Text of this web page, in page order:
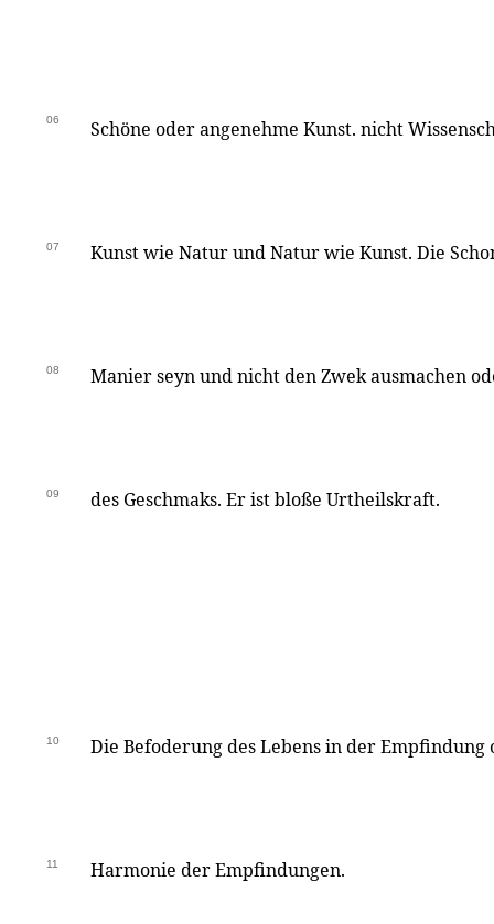
06 Schöne oder angenehme Kunst. nicht
07 Kunst wie Natur und Natur wie Kunst. Die
08 Manier seyn und nicht den Zwek ausmachen
09 des Geschmaks. Er ist bloße Urtheilskraft.
10 Die Befoderung des Lebens in der
11 Harmonie der Empfindungen.